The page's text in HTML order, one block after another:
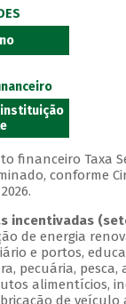
instituição
financeiro Taxa
conforme
incentivadas
de energia
e portos,
pecuária, pesca,
alimentícios,